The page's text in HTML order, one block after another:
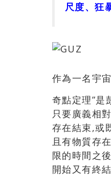
尺度、狂
作為一名宇
奇點定理”是
只要廣義相
存在結束,或
且有物質存
限的時間之
開始又有終